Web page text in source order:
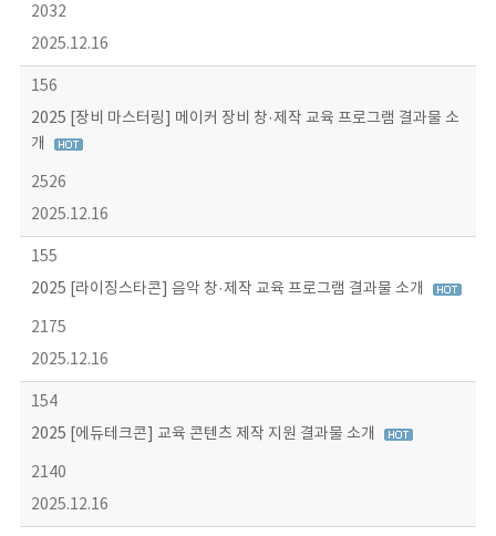
2032
2025.12.16
156
2025 [장비 마스터링] 메이커 장비 창·제작 교육 프로그램 결과물 소
개
2526
2025.12.16
155
2025 [라이징스타콘] 음악 창·제작 교육 프로그램 결과물 소개
2175
2025.12.16
154
2025 [에듀테크콘] 교육 콘텐츠 제작 지원 결과물 소개
2140
2025.12.16